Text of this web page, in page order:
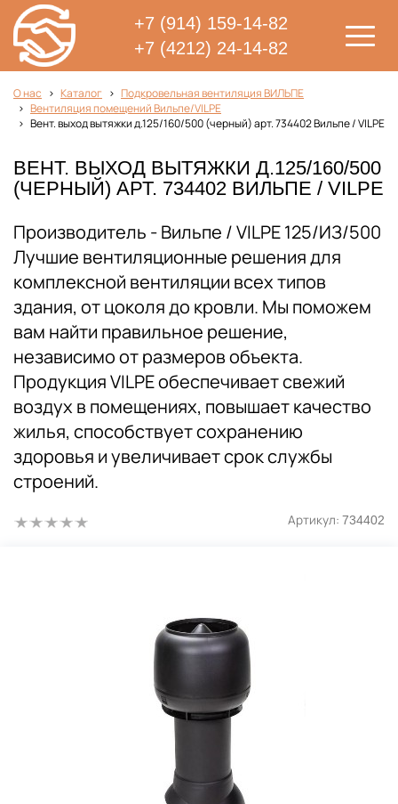
+7 (914) 159-14-82
+7 (4212) 24-14-82
О нас Каталог
Подкровельная вентиляция ВИЛЬПЕ
Вентиляция помещений Вильпе/VILPE
Вент. выход вытяжки д.125/160/500 (черный) арт. 734402 Вильпе / VILPE
ВЕНТ. ВЫХОД ВЫТЯЖКИ Д.125/160/500
(ЧЕРНЫЙ) АРТ. 734402 ВИЛЬПЕ / VILPE
Производитель - Вильпе / VILPE 125/ИЗ/500
Лучшие вентиляционные решения для
комплексной вентиляции всех типов
здания, от цоколя до кровли. Мы поможем
вам найти правильное решение,
независимо от размеров объекта.
Продукция VILPE обеспечивает свежий
воздух в помещениях, повышает качество
жилья, способствует сохранению
здоровья и увеличивает срок службы
строений.
Артикул: 734402